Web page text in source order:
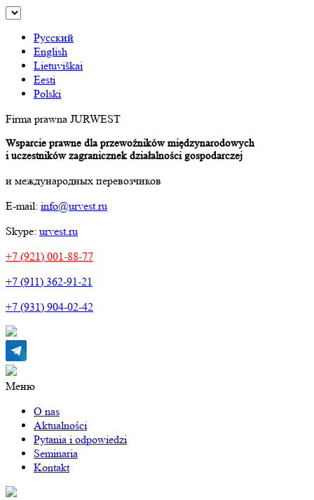
Русский
English
Lietuviškai
Eesti
Polski
Firma prawna JURWEST
Wsparcie prawne dla przewoźników międzynarodowych
i uczestników zagranicznek działalności gospodarczej
и международных перевозчиков
E-mail: info@urvest.ru
Skype: urvest.ru
+7 (921) 001-88-77
+7 (911) 362-91-21
+7 (931) 904-02-42
Меню
O nas
Aktualności
Pytania i odpowiedzi
Seminaria
Kontakt